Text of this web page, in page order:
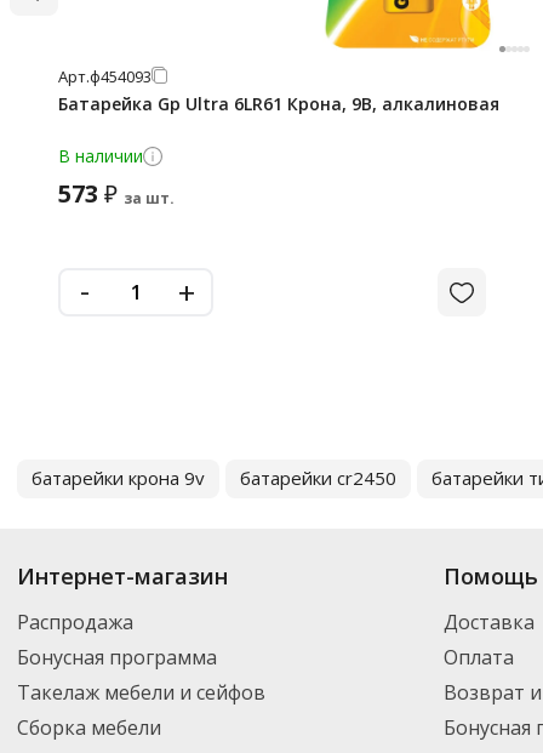
Арт.ф454093
Батарейка Gp Ultra 6LR61 Крона, 9В, алкалиновая
В наличии
573 ₽ за шт.
- +
батарейки крона 9v батарейки cr2450 батарейки
Интернет-магазин
Распродажа
Бонусная программа
Такелаж мебели и сейфов
Сборка мебели
Помощь
Доставка
Оплата
Возврат
Бонусная